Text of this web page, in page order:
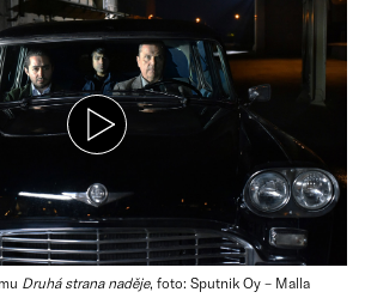
Druhá strana naděje, foto: Sputnik Oy – Malla